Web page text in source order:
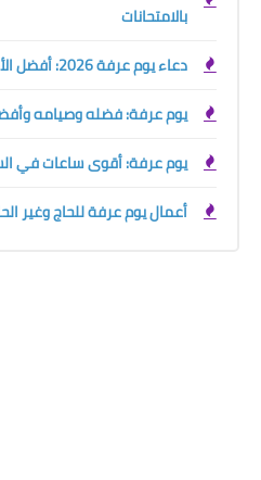
بالامتحانات
دعاء يوم عرفة 2026: أفضل الأدعية في أعظم أيام السنة
يوم عرفة: فضله وصيامه
يوم عرفة: أقوى ساعات في
أعمال يوم عرفة للحاج وغير